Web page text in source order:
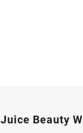
Juice Beauty